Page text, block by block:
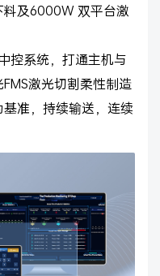
料及6000W 双平台激
控系统，打通主机与
激光切割柔性制造
准，持续输送，连续